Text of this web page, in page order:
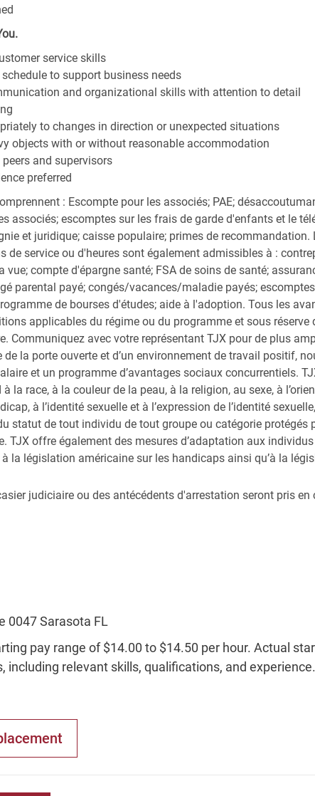
service skills
to support business needs
and organizational skills with attention to detail
to changes in direction or unexpected situations
objects with or without reasonable accommodation
and supervisors
preferred
: Escompte pour les associés; PAE;
associés; escomptes sur les frais de garde d'enfants et le
et juridique; caisse populaire; primes de recommandation.
de service ou d'heures sont également admissibles à :
compte d'épargne santé; FSA de soins de santé;
parental payé; congés/vacances/maladie payés;
de bourses d'études; aide à l'adoption. Tous les
applicables du régime ou du programme et sous réserve
Communiquez avec votre représentant TJX pour de plus
de la porte ouverte et d’un environnement de travail positif,
et un programme d’avantages sociaux concurrentiels.
la race, à la couleur de la peau, à la religion, au sexe, à
à l’identité sexuelle et à l’expression de l’identité
statut de tout individu de tout groupe ou catégorie protégés
TJX offre également des mesures d’adaptation aux
la législation américaine sur les handicaps ainsi qu’à la
judiciaire ou des antécédents d'arrestation seront pris
0047 Sarasota FL
pay range of $14.00 to $14.50 per hour. Actual
including relevant skills, qualifications, and experience.